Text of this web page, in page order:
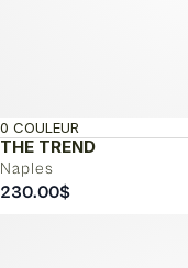
THE TREND
Naples
0 COULEUR
230.00$